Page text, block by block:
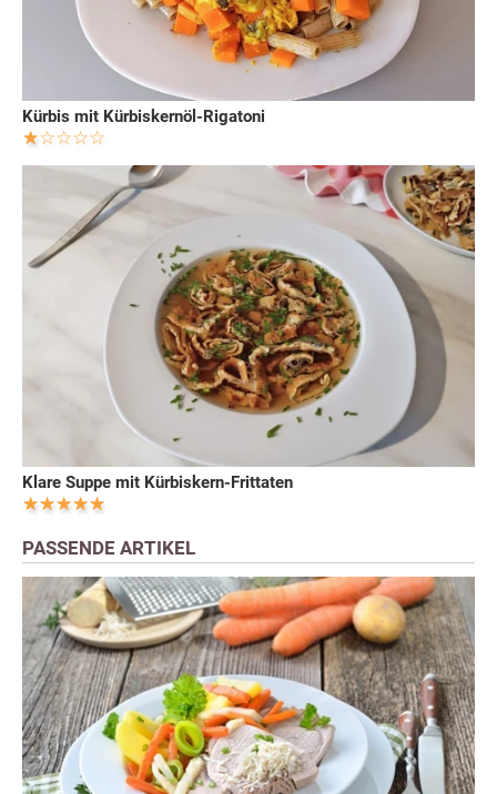
Kürbis mit Kürbiskernöl-Rigatoni
Klare Suppe mit Kürbiskern-Frittaten
PASSENDE ARTIKEL